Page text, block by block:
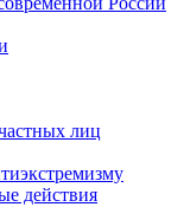
лиц
действия